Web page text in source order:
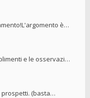
è…
e le osservazi…
prospetti. (basta…